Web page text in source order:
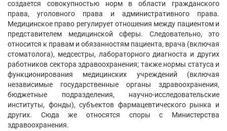
создается совокупностью норм в области гражданского
права, уголовного права и административного права.
Медицинское право регулирует отношения между пациентом и
представителем медицинской сферы. Следовательно, это
относится к правам и обязанностям пациента, врача (включая
стоматолога), медсестры, лабораторного диагноста и других
работников сектора здравоохранения; также нормы статуса и
функционирования медицинских учреждений (включая
независимые государственные органы здравоохранения,
бюджетные подразделения, научно-исследовательские
институты, фонды), субъектов фармацевтического рынка и
других. Сюда же относятся споры с Министерства
здравоохранения.